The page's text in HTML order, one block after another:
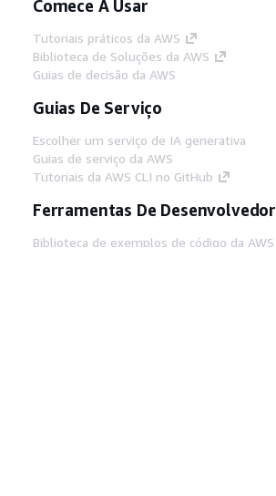
Comece A Usar
Tutoriais práticos da AWS
Biblioteca de Soluções da AWS
Guias de decisão da AWS
Guias De Serviço
Escolher um serviço de IA generativa
Guias de serviço da AWS
Tutoriais da AWS CLI no GitHub
Ferramentas De Desenvolvedor
Biblioteca de exemplos de código da AWS